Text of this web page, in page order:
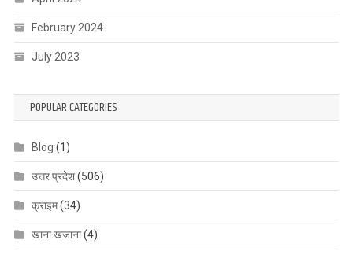
February 2024
July 2023
POPULAR CATEGORIES
Blog (1)
उत्तर प्रदेश(506)
क्राइम(34)
खाना खजाना(4)